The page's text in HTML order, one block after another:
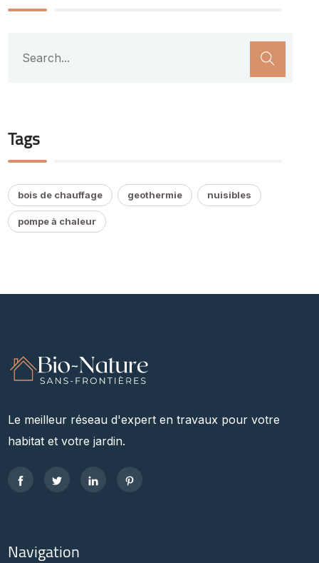
Tags
bois de chauffage geothermie nuisibles
pompe à chaleur
Le meilleur réseau d'expert en travaux pour votre
habitat et votre jardin.
Navigation